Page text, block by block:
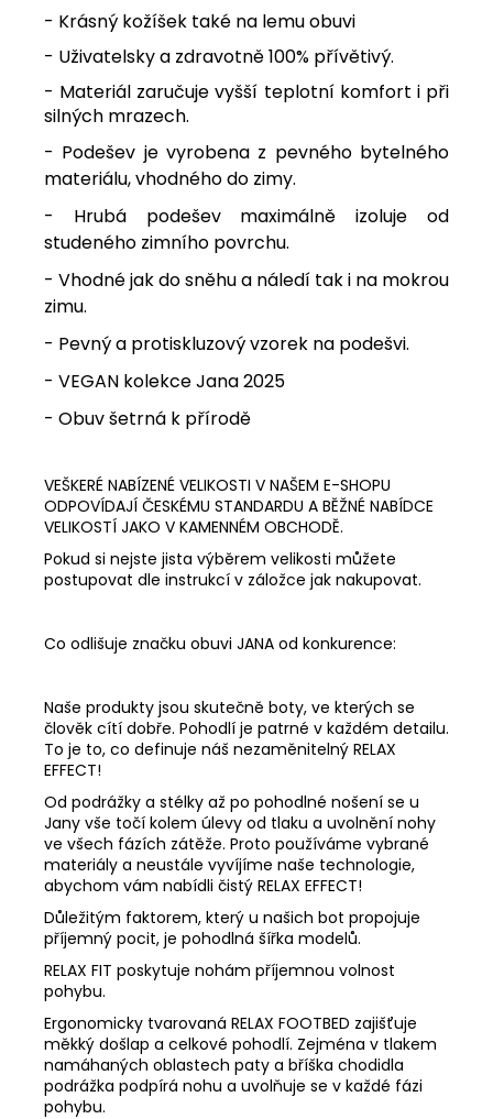
- Krásný kožíšek také na lemu obuvi
- Uživatelsky a zdravotně 100% přívětivý.
- Materiál zaručuje vyšší teplotní komfort i při
silných mrazech.
- Podešev je vyrobena z pevného bytelného
materiálu, vhodného do zimy.
- Hrubá podešev maximálně izoluje od
studeného zimního povrchu.
- Vhodné jak do sněhu a náledí tak i na mokrou
zimu.
- Pevný a protiskluzový vzorek na podešvi.
- VEGAN kolekce Jana 2025
- Obuv šetrná k přírodě
VEŠKERÉ NABÍZENÉ VELIKOSTI V NAŠEM E-SHOPU
ODPOVÍDAJÍ ČESKÉMU STANDARDU A BĚŽNÉ NABÍDCE
VELIKOSTÍ JAKO V KAMENNÉM OBCHODĚ.
Pokud si nejste jista výběrem velikosti můžete
postupovat dle instrukcí v záložce jak nakupovat.
Co odlišuje značku obuvi JANA od konkurence:
Naše produkty jsou skutečně boty, ve kterých se
člověk cítí dobře. Pohodlí je patrné v každém detailu.
To je to, co definuje náš nezaměnitelný RELAX
EFFECT!
Od podrážky a stélky až po pohodlné nošení se u
Jany vše točí kolem úlevy od tlaku a uvolnění nohy
ve všech fázích zátěže. Proto používáme vybrané
materiály a neustále vyvíjíme naše technologie,
abychom vám nabídli čistý RELAX EFFECT!
Důležitým faktorem, který u našich bot propojuje
příjemný pocit, je pohodlná šířka modelů.
RELAX FIT poskytuje nohám příjemnou volnost
pohybu.
Ergonomicky tvarovaná RELAX FOOTBED zajišťuje
měkký došlap a celkové pohodlí. Zejména v tlakem
namáhaných oblastech paty a bříška chodidla
podrážka podpírá nohu a uvolňuje se v každé fázi
pohybu.